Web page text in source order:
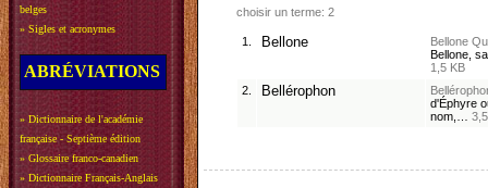
belges
» Sigles et acronymes
ABRÉVIATIONS
» Dictionnaire de l'académie
française - Septième édition
» Glossaire franco-canadien
» Dictionnaire Français-Anglais
choisir un terme: 2
1. Bellone Bellone
Bellone,
1,5 KB
2.
Bellérophon
d'Éphyre
nom,…